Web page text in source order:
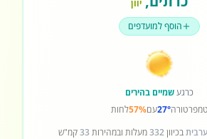
יוון
הוסף למועדפים
כרגעשמיים בהירים
טמפרטורה27°עם57%לחות
בכיוון332מעלות ובמהירות 33קמ"ש